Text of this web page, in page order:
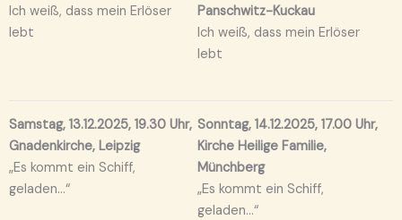
Ich weiß, dass mein Erlöser
lebt
Panschwitz-Kuckau
Ich weiß, dass mein Erlöser
lebt
Samstag, 13.12.2025, 19.30 Uhr,
Gnadenkirche, Leipzig
„Es kommt ein Schiff,
geladen…“
Sonntag, 14.12.2025, 17.00 Uhr,
Kirche Heilige Familie,
Münchberg
„Es kommt ein Schiff,
geladen…“